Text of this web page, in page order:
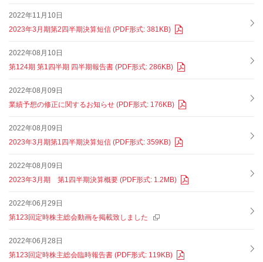
2022年11月10日
2023年3月期第2四半期決算短信 (PDF形式: 381KB)
2022年08月10日
第124期 第1四半期 四半期報告書 (PDF形式: 286KB)
2022年08月09日
業績予想の修正に関するお知らせ (PDF形式: 176KB)
2022年08月09日
2023年3月期第1四半期決算短信 (PDF形式: 359KB)
2022年08月09日
2023年3月期 第1四半期決算概要 (PDF形式: 1.2MB)
2022年06月29日
第123回定時株主総会動画を掲載致しました
2022年06月28日
第123回定時株主総会臨時報告書 (PDF形式: 119KB)